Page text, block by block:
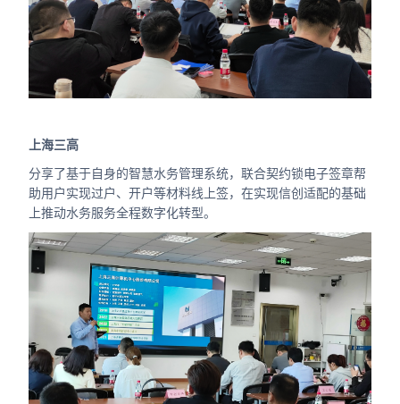
上海三高
分享了基于自身的智慧水务管理系统，联合契约锁电子签章帮
助用户实现过户、开户等材料线上签，在实现信创适配的基础
上推动水务服务全程数字化转型。